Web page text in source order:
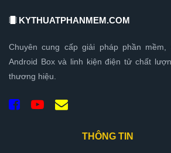
KYTHUATPHANMEM.COM
Chuyên cung cấp giải pháp phần mềm,
Android Box và linh kiện điện tử chất
thương hiệu.
THÔNG TIN